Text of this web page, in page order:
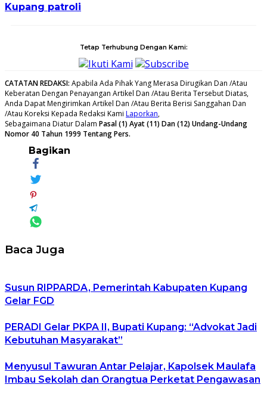
Kupang patroli
Tetap Terhubung Dengan Kami:
Ikuti Kami Subscribe
CATATAN REDAKSI: Apabila Ada Pihak Yang Merasa Dirugikan Dan /Atau
Keberatan Dengan Penayangan Artikel Dan /Atau Berita Tersebut Diatas,
Anda Dapat Mengirimkan Artikel Dan /Atau Berita Berisi Sanggahan Dan
/Atau Koreksi Kepada Redaksi Kami Laporkan,
Sebagaimana Diatur Dalam Pasal (1) Ayat (11) Dan (12) Undang-Undang
Nomor 40 Tahun 1999 Tentang Pers.
Bagikan
Baca Juga
Susun RIPPARDA, Pemerintah Kabupaten Kupang
Gelar FGD
PERADI Gelar PKPA II, Bupati Kupang: “Advokat Jadi
Kebutuhan Masyarakat”
Menyusul Tawuran Antar Pelajar, Kapolsek Maulafa
Imbau Sekolah dan Orangtua Perketat Pengawasan